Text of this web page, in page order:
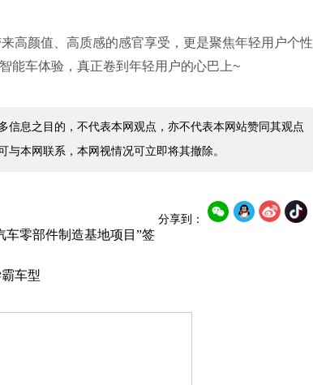
高颜值、高质感的感官享受，更是聚焦年轻用户个性
能车体验，真正卷到年轻用户的心巴上~
息之目的，不代表本网观点，亦不代表本网站赞同其观点
本网联系，本网视情况可立即将其撤除。
分享到：
车零部件制造基地项目”签
车型